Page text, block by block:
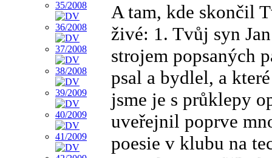
A tam, kde skončil
živé: 1. Tvůj syn
strojem popsaných
psal a bydlel, a
jsme je s průklepy
uveřejnil poprve
poesie v klubu na